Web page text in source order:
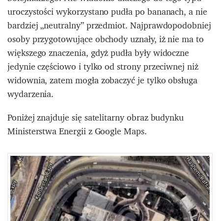
uroczystości wykorzystano pudła po bananach, a nie
bardziej „neutralny” przedmiot. Najprawdopodobniej
osoby przygotowujące obchody uznały, iż nie ma to
większego znaczenia, gdyż pudła były widoczne
jedynie częściowo i tylko od strony przeciwnej niż
widownia, zatem mogła zobaczyć je tylko obsługa
wydarzenia.
Poniżej znajduje się satelitarny obraz budynku
Ministerstwa Energii z Google Maps.